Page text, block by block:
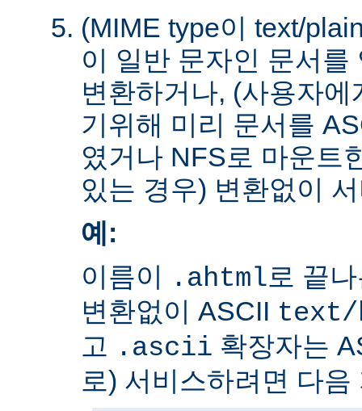
(MIME type이 text/
이 일반 문자인 문서
변환하거나, (사용자
기위해 미리 문서를
였거나 NFS로 마운트
있는 경우) 변환없이
예:
이름이 .ahtml로 끝
변환없이 ASCII text/
고 .ascii 확장자는
로) 서비스하려면 다